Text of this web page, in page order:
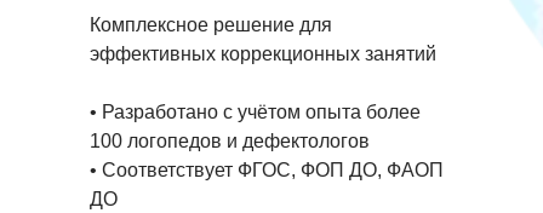
Комплексное решение для
эффективных коррекционных занятий
• Разработано с учётом опыта более
100 логопедов и дефектологов
• Соответствует ФГОС, ФОП ДО, ФАОП
ДО